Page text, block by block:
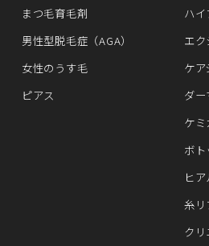
まつ毛育毛剤
男性型脱毛症（AGA）
女性のうす毛
ピアス
ハイ
エ
ケア
ダー
ケ
ボ
ヒ
糸リ
ク